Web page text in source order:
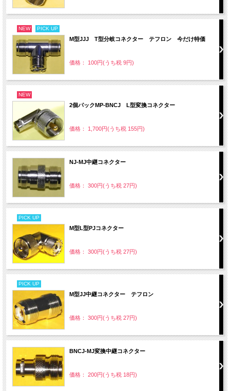
NEW PICK UP
M型JJJ T型分岐コネクター テフロン 今だけ特価
価格： 100円(うち税 9円)
NEW
2個パックMP-BNCJ L型変換コネクター
価格： 1,700円(うち税 155円)
NJ-MJ中継コネクター
価格： 300円(うち税 27円)
PICK UP
M型L型PJコネクター
価格： 300円(うち税 27円)
PICK UP
M型JJ中継コネクター テフロン
価格： 300円(うち税 27円)
BNCJ-MJ変換中継コネクター
価格： 200円(うち税 18円)